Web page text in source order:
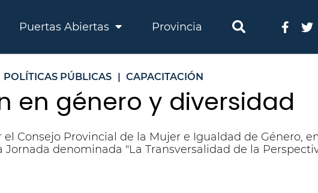
Puertas Abiertas Provincia
POLÍTICAS PÚBLICAS | CAPACITACIÓN
en género y diversidad
Consejo Provincial de la Mujer e Igualdad de Género,
denominada "La Transversalidad de la